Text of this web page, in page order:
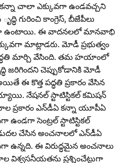
చాలా ఎక్కువగా ఉండవచ్చని
గురించి కాంగ్రెస్‌, బీజేపీలు
ఉంటాయి. ఈ వాదనలలో మానవాభి
మాట్లాడరు. మోడీ ప్రభుత్వం
మార్చి వేసింది. తమ హయాంలో
జరిగిందని చెప్పుకోడానికి మోడీ
అయితే ఈ కొత్త పద్ధతి ప్రకారం వేసిన
నేషనల్‌ స్టాటిస్టికల్‌ కమిషన్‌
ప్రకారం ఎన్‌డీఏ కన్నా యూపీఏ
ఉండగా సెంట్రల్‌ స్టాటిస్టికల్‌
చేసిన అంచనాలలో ఎన్‌డీఏ
ఉన్నది. ఈ విరుద్ధమైన అంచనాలు
విశ్వసనీయతను ప్రశ్నించేట్టుగా